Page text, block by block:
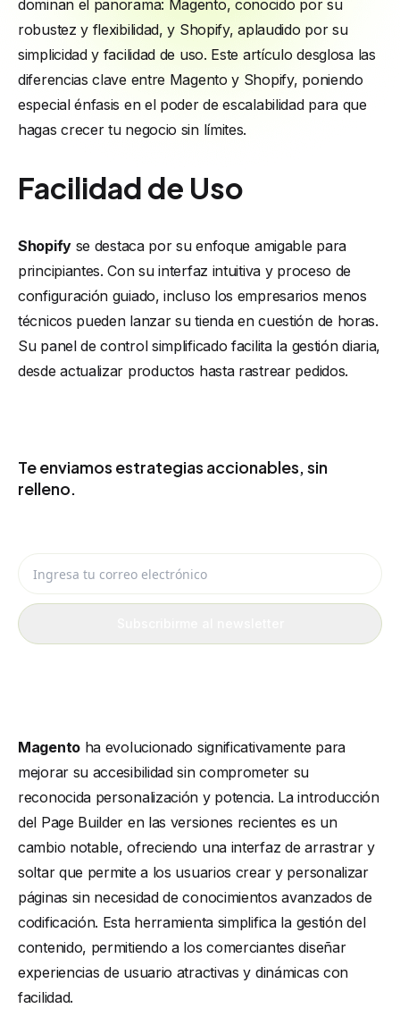
dominan el panorama: Magento, conocido por su
robustez y flexibilidad, y Shopify, aplaudido por su
simplicidad y facilidad de uso. Este artículo desglosa las
diferencias clave entre Magento y Shopify, poniendo
especial énfasis en el poder de escalabilidad para que
hagas crecer tu negocio sin límites.
Facilidad de Uso
Shopifyse destaca por su enfoque amigable para
principiantes. Con su interfaz intuitiva y proceso de
configuración guiado, incluso los empresarios menos
técnicos pueden lanzar su tienda en cuestión de horas.
Su panel de control simplificado facilita la gestión diaria,
desde actualizar productos hasta rastrear pedidos.
Te enviamos estrategias accionables, sin
relleno.
Ingresa tu correo electrónico
Magentoha evolucionado significativamente para
mejorar su accesibilidad sin comprometer su
reconocida personalización y potencia. La introducción
del Page Builder en las versiones recientes es un
cambio notable, ofreciendo una interfaz de arrastrar y
soltar que permite a los usuarios crear y personalizar
páginas sin necesidad de conocimientos avanzados de
codificación. Esta herramienta simplifica la gestión del
contenido, permitiendo a los comerciantes diseñar
experiencias de usuario atractivas y dinámicas con
facilidad.